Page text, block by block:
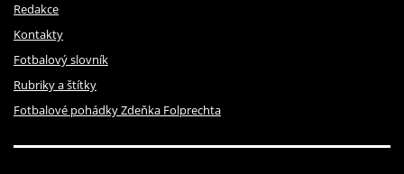
Redakce
Kontakty
Fotbalový slovník
Rubriky a štítky
Fotbalové pohádky Zdeňka Folprechta